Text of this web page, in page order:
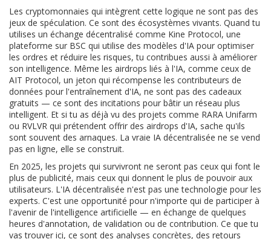
Les cryptomonnaies qui intègrent cette logique ne sont pas des
jeux de spéculation. Ce sont des écosystèmes vivants. Quand tu
utilises un échange décentralisé comme Kine Protocol, une
plateforme sur BSC qui utilise des modèles d'IA pour optimiser
les ordres et réduire les risques, tu contribues aussi à améliorer
son intelligence. Même les airdrops liés à l'IA, comme ceux de
AIT Protocol, un jeton qui récompense les contributeurs de
données pour l'entraînement d'IA, ne sont pas des cadeaux
gratuits — ce sont des incitations pour bâtir un réseau plus
intelligent. Et si tu as déjà vu des projets comme RARA Unifarm
ou RVLVR qui prétendent offrir des airdrops d'IA, sache qu'ils
sont souvent des arnaques. La vraie IA décentralisée ne se vend
pas en ligne, elle se construit.
En 2025, les projets qui survivront ne seront pas ceux qui font le
plus de publicité, mais ceux qui donnent le plus de pouvoir aux
utilisateurs. L'IA décentralisée n'est pas une technologie pour les
experts. C'est une opportunité pour n'importe qui de participer à
l'avenir de l'intelligence artificielle — en échange de quelques
heures d'annotation, de validation ou de contribution. Ce que tu
vas trouver ici, ce sont des analyses concrètes, des retours